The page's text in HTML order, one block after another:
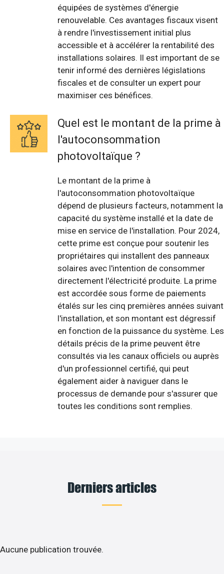
équipées de systèmes d'énergie
renouvelable. Ces avantages fiscaux visent
à rendre l'investissement initial plus
accessible et à accélérer la rentabilité des
installations solaires. Il est important de se
tenir informé des dernières législations
fiscales et de consulter un expert pour
maximiser ces bénéfices.
Quel est le montant de la prime à
l'autoconsommation
photovoltaïque ?
Le montant de la prime à
l'autoconsommation photovoltaïque
dépend de plusieurs facteurs, notamment la
capacité du système installé et la date de
mise en service de l'installation. Pour 2024,
cette prime est conçue pour soutenir les
propriétaires qui installent des panneaux
solaires avec l'intention de consommer
directement l'électricité produite. La prime
est accordée sous forme de paiements
étalés sur les cinq premières années suivant
l'installation, et son montant est dégressif
en fonction de la puissance du système. Les
détails précis de la prime peuvent être
consultés via les canaux officiels ou auprès
d'un professionnel certifié, qui peut
également aider à naviguer dans le
processus de demande pour s'assurer que
toutes les conditions sont remplies.
Derniers articles
Aucune publication trouvée.